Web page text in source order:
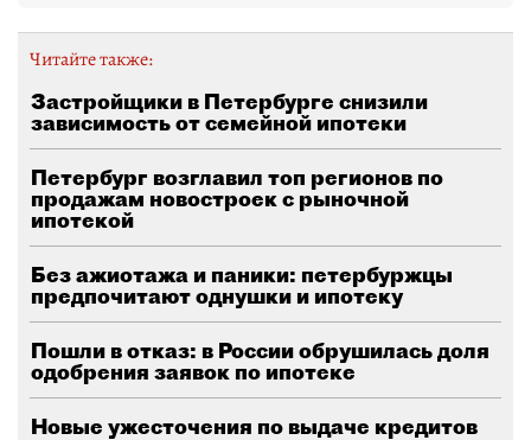
Читайте также:
Застройщики в Петербурге снизили
зависимость от семейной ипотеки
Петербург возглавил топ регионов по
продажам новостроек с рыночной
ипотекой
Без ажиотажа и паники: петербуржцы
предпочитают однушки и ипотеку
Пошли в отказ: в России обрушилась доля
одобрения заявок по ипотеке
Новые ужесточения по выдаче кредитов